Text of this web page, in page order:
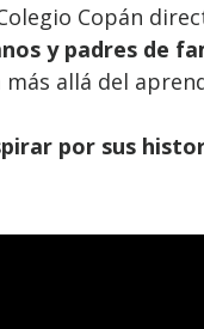
Copán
y padres de
más allá del
por sus